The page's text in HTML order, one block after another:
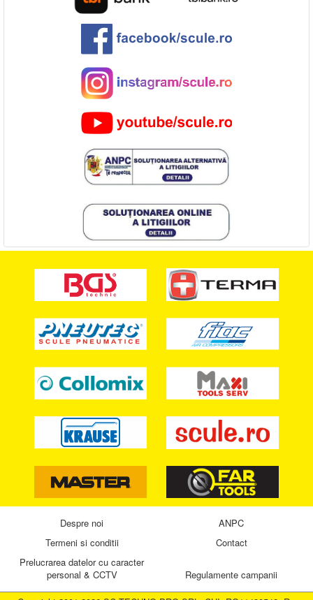
Despre noi
ANPC
Termeni si conditii
Contact
Prelucrarea datelor cu caracter
personal & CCTV
Regulamente campanii